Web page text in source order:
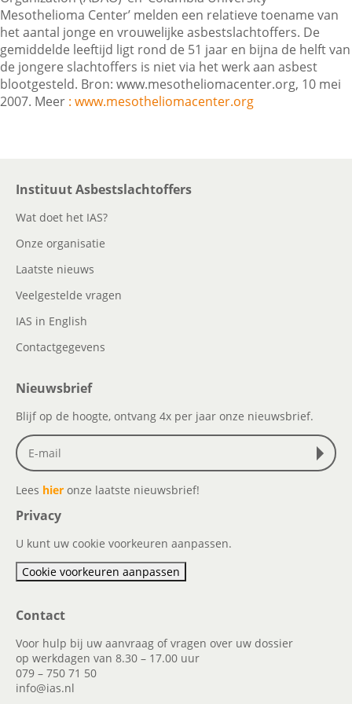
Contactgegevens
Zoeken
Mesothelioma Center’ melden een relatieve toename van
het aantal jonge en vrouwelijke asbestslachtoffers. De
gemiddelde leeftijd ligt rond de 51 jaar en bijna de helft van
de jongere slachtoffers is niet via het werk aan asbest
blootgesteld. Bron: www.mesotheliomacenter.org, 10 mei
2007. Meer : www.mesotheliomacenter.org
Instituut Asbestslachtoffers
Wat doet het IAS?
Onze organisatie
Laatste nieuws
Veelgestelde vragen
IAS in English
Contactgegevens
Nieuwsbrief
Blijf op de hoogte, ontvang 4x per jaar onze nieuwsbrief.
Lees hier onze laatste nieuwsbrief!
Privacy
U kunt uw cookie voorkeuren aanpassen.
Cookie voorkeuren aanpassen
Contact
Voor hulp bij uw aanvraag of vragen over uw dossier
op werkdagen van 8.30 – 17.00 uur
079 – 750 71 50
info@ias.nl